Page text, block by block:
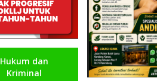
Hukum dan
Kriminal